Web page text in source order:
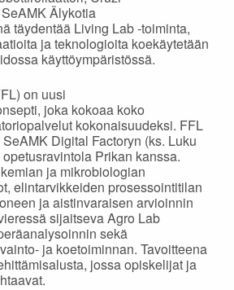
Älykotia
täydentää Living Lab -toiminta,
ja teknologioita koekäytetään
käyttöympäristössä.
on uusi
joka kokoaa koko
kokonaisuudeksi. FFL
Digital Factoryn (ks. Luku
Prikan kanssa.
ja mikrobiologian
elintarvikkeiden prosessointitilan
ja aistinvaraisen arvioinnin
sijaitseva Agro Lab
sekä
ja koetoiminnan. Tavoitteena
jossa opiskelijat ja